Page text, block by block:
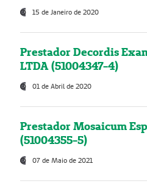
15 de Janeiro de 2020
Prestador Decordis
LTDA (51004347-4)
01 de Abril de 2020
Prestador Mosaicum
(51004355-5)
07 de Maio de 2021